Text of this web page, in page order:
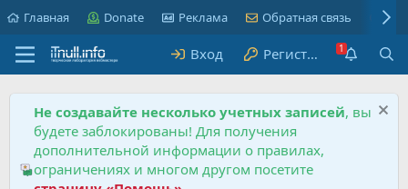
Главная Donate Реклама Обратная связь
Вход Регистрация
Не создавайте несколько учетных записей, вы
будете заблокированы! Для получения
дополнительной информации о правилах,
ограничениях и многом другом посетите